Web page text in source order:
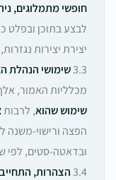
חופשי מתמלוגים,
לבצע בתוכן ובפלט
יצירת יצירות
3.3שימושי הנהלת
מכלליות האמור,
שימוש שהוא, לרבות
הפצה ורישוי-משנה
ובדאטה‑סטים, לפי
3.4הצהרות,